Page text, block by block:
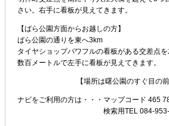
さい。右手に看板が見えてきます。
【ばら公園方面からお越しの方】
ばら公園の通りを東へ3km
タイヤショップパワフルの看板がある交差点を
数百メートルで左手に看板が見えてきます。
【場所は曙公園のすぐ目の前
ナビをご利用の方は・・・ マップコード 465
検索用TEL 084-